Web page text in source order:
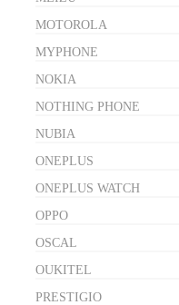
MOTOROLA
MYPHONE
NOKIA
NOTHING PHONE
NUBIA
ONEPLUS
ONEPLUS WATCH
OPPO
OSCAL
OUKITEL
PRESTIGIO